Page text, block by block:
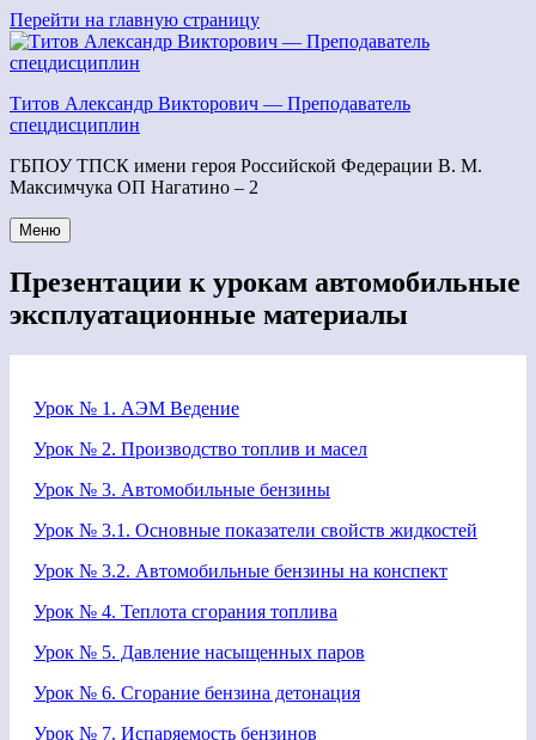
Перейти
к
содержимому
Перейти на главную страницу
Титов Александр Викторович — Преподаватель
спецдисциплин
ГБПОУ ТПСК имени героя Российской Федерации В. М.
Максимчука ОП Нагатино – 2
Меню
Презентации к урокам автомобильные
эксплуатационные материалы
Урок № 1. АЭМ Ведение
Урок № 2. Производство топлив и масел
Урок № 3. Автомобильные бензины
Урок № 3.1. Основные показатели свойств жидкостей
Урок № 3.2. Автомобильные бензины на конспект
Урок № 4. Теплота сгорания топлива
Урок № 5. Давление насыщенных паров
Урок № 6. Сгорание бензина детонация
Урок № 7. Испаряемость бензинов